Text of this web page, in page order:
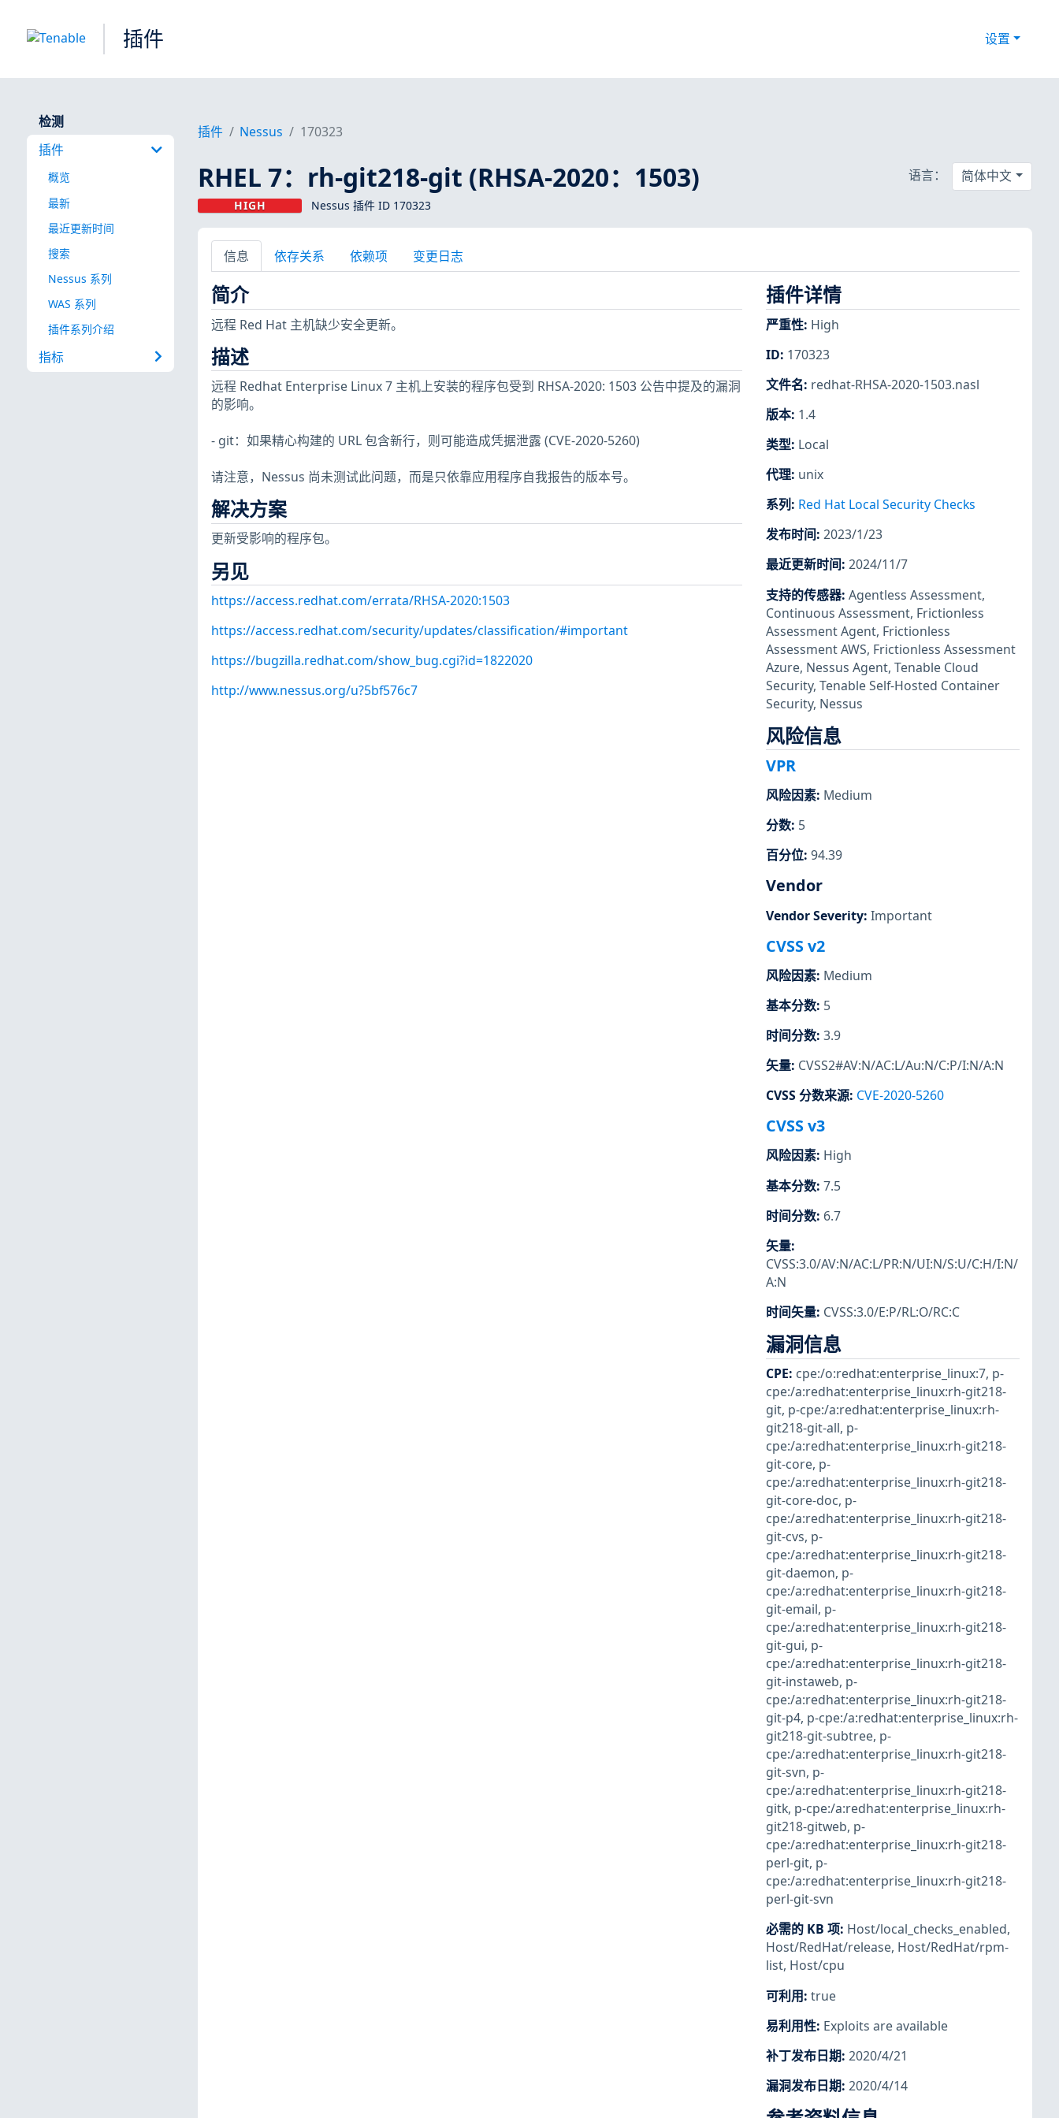
插件 设置
检测
插件
概览
最新
最近更新时间
搜索
Nessus 系列
WAS 系列
插件系列介绍
指标
插件 Nessus 170323
RHEL 7：rh-git218-git (RHSA-2020：1503)
HIGH Nessus 插件 ID 170323
语言： 简体中文
信息 依存关系 依赖项 变更日志
简介
远程 Red Hat 主机缺少安全更新。
描述
远程 Redhat Enterprise Linux 7 主机上安装的程序包受到 RHSA-2020: 1503 公告中提及的漏洞
的影响。
- git：如果精心构建的 URL 包含新行，则可能造成凭据泄露 (CVE-2020-5260)
请注意，Nessus 尚未测试此问题，而是只依靠应用程序自我报告的版本号。
解决方案
更新受影响的程序包。
另见
https://access.redhat.com/errata/RHSA-2020:1503
https://access.redhat.com/security/updates/classification/#important
https://bugzilla.redhat.com/show_bug.cgi?id=1822020
http://www.nessus.org/u?5bf576c7
插件详情
严重性: High
ID: 170323
文件名: redhat-RHSA-2020-1503.nasl
版本: 1.4
类型: Local
代理: unix
系列 : Red Hat Local Security Checks
发布时间: 2023/1/23
最近更新时间: 2024/11/7
支持的传感器: Agentless Assessment,
Continuous Assessment, Frictionless
Assessment Agent, Frictionless
Assessment AWS, Frictionless Assessment
Azure, Nessus Agent, Tenable Cloud
Security, Tenable Self-Hosted Container
Security, Nessus
风险信息
VPR
风险因素: Medium
分数: 5
百分位: 94.39
Vendor
Vendor Severity: Important
CVSS v2
风险因素: Medium
基本分数: 5
时间分数: 3.9
矢量: CVSS2#AV:N/AC:L/Au:N/C:P/I:N/A:N
CVSS 分数来源: CVE-2020-5260
CVSS v3
风险因素: High
基本分数: 7.5
时间分数: 6.7
矢量:
CVSS:3.0/AV:N/AC:L/PR:N/UI:N/S:U/C:H/I:N/
A:N
时间矢量: CVSS:3.0/E:P/RL:O/RC:C
漏洞信息
CPE: cpe:/o:redhat:enterprise_linux:7, p-
cpe:/a:redhat:enterprise_linux:rh-git218-
git, p-cpe:/a:redhat:enterprise_linux:rh-
git218-git-all, p-
cpe:/a:redhat:enterprise_linux:rh-git218-
git-core, p-
cpe:/a:redhat:enterprise_linux:rh-git218-
git-core-doc, p-
cpe:/a:redhat:enterprise_linux:rh-git218-
git-cvs, p-
cpe:/a:redhat:enterprise_linux:rh-git218-
git-daemon, p-
cpe:/a:redhat:enterprise_linux:rh-git218-
git-email, p-
cpe:/a:redhat:enterprise_linux:rh-git218-
git-gui, p-
cpe:/a:redhat:enterprise_linux:rh-git218-
git-instaweb, p-
cpe:/a:redhat:enterprise_linux:rh-git218-
git-p4, p-cpe:/a:redhat:enterprise_linux:rh-
git218-git-subtree, p-
cpe:/a:redhat:enterprise_linux:rh-git218-
git-svn, p-
cpe:/a:redhat:enterprise_linux:rh-git218-
gitk, p-cpe:/a:redhat:enterprise_linux:rh-
git218-gitweb, p-
cpe:/a:redhat:enterprise_linux:rh-git218-
perl-git, p-
cpe:/a:redhat:enterprise_linux:rh-git218-
perl-git-svn
必需的 KB 项: Host/local_checks_enabled,
Host/RedHat/release, Host/RedHat/rpm-
list, Host/cpu
可利用: true
易利用性: Exploits are available
补丁发布日期: 2020/4/21
漏洞发布日期: 2020/4/14